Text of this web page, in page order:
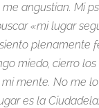
angustian. Mi
«mi lugar
plenamente
miedo, cierro
mente. No me
es la Ciudadela.